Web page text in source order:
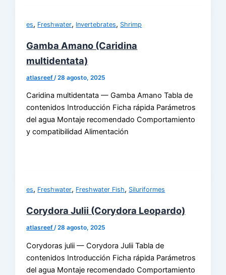
es, Freshwater, Invertebrates, Shrimp
Gamba Amano (Caridina
multidentata)
atlasreef /28 agosto, 2025
Caridina multidentata — Gamba Amano Tabla de
contenidos Introducción Ficha rápida Parámetros
del agua Montaje recomendado Comportamiento
y compatibilidad Alimentación
es, Freshwater, Freshwater Fish, Siluriformes
Corydora Julii (Corydora Leopardo)
atlasreef/28 agosto, 2025
Corydoras julii — Corydora Julii Tabla de
contenidos Introducción Ficha rápida Parámetros
del agua Montaje recomendado Comportamiento